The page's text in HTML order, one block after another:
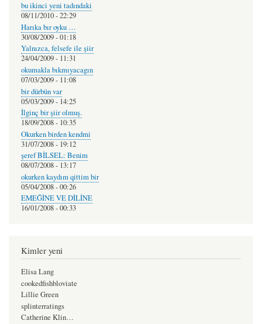
bu ikinci yeni tadındaki
08/11/2010 - 22:29
Harıka bır oyku …
30/08/2009 - 01:18
Yalnızca, felsefe ile şiir
24/04/2009 - 11:31
okumakla bıkmıyacagın
07/03/2009 - 11:08
bir dürbün var
05/03/2009 - 14:25
İlginç bir şiir olmuş.
18/09/2008 - 10:35
Okurken birden kendmi
31/07/2008 - 19:12
şeref BİLSEL: Benim
08/07/2008 - 13:17
okurken kaydım qittim bir
05/04/2008 - 00:26
EMEĞİNE VE DİLİNE
16/01/2008 - 00:33
Kimler yeni
Elisa Lang
cookedfishbloviate
Lillie Green
splinterratings
Catherine Klin…